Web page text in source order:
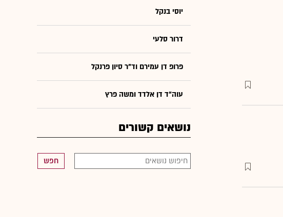
יוסי בנקל
דרור סלעי
פרופ דן עמירם וד"ר סיון פרנקל
עוה"ד דן אלדד ומשה פרץ
נושאים קשורים
חפש